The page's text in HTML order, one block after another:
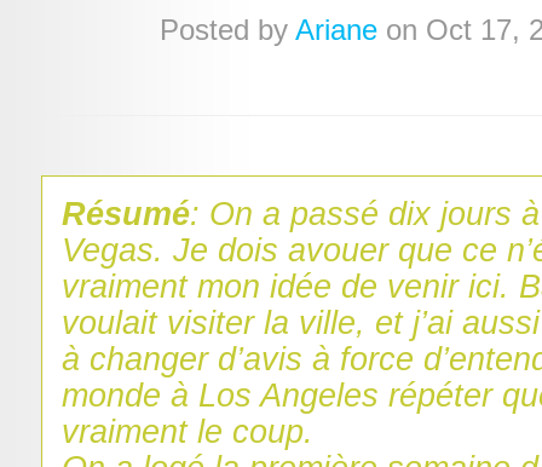
Posted by Ariane on Oct 17,
Résumé: On a passé dix jours
Vegas. Je dois avouer que ce
vraiment mon idée de venir ici.
voulait visiter la ville, et j’ai
à changer d’avis à force
monde à Los Angeles répéter
vraiment le coup.